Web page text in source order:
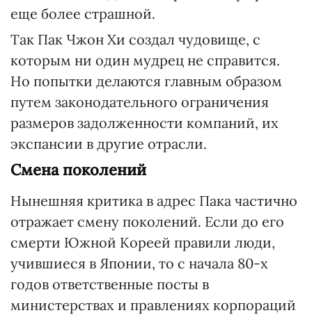
еще более страшной.
Так Пак Чжон Хи создал чудовище, с
которым ни один мудрец не справится.
Но попытки делаются главным образом
путем законодательного ограничения
размеров задолженности компаний, их
экспансии в другие отрасли.
Смена поколений
Нынешняя критика в адрес Пака частично
отражает смену поколений. Если до его
смерти Южной Кореей правили люди,
учившиеся в Японии, то с начала 80-х
годов ответственные посты в
министерствах и правлениях корпораций